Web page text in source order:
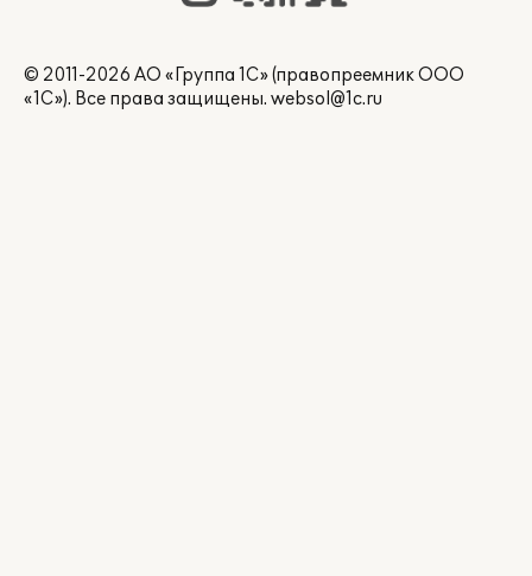
© 2011-2026 АО «Группа 1С» (правопреемник ООО
«1С»). Все права защищены. websol@1c.ru